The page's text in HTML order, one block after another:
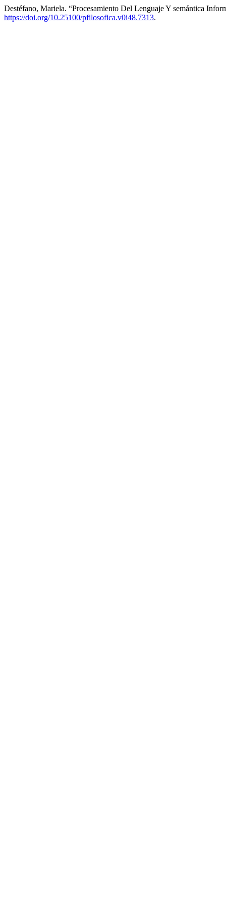
Destéfano, Mariela. “Procesamiento Del Lenguaje Y semántica
https://doi.org/10.25100/pfilosofica.v0i48.7313.